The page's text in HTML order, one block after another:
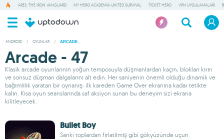
ARES: THE IRON VANGUARD MY HERO ACADEMIA UNITED SURVIVAL TICKET HERO VPN UYGULAMALARI
ANDROID / OYUNLAR / ARCADE
Arcade - 47
Klasik arcade oyunlarının yoğun temposuyla düşmanlardan kaçın, blokları kırın
ve sonsuz düşman dalgalarını alt edin. Her saniyenin önemli olduğu dinamik ve
bağımlılık yaratan bir oynanış: ilk kareden Game Over ekranına kadar tetikte
kalın. Kısa oyun seanslarında saf aksiyon sunan bu deneyim sizi ekrana
kilitleyecek.
Bullet Boy
Sanki toplardan fırlatılmış gibi gökyüzünde uçun